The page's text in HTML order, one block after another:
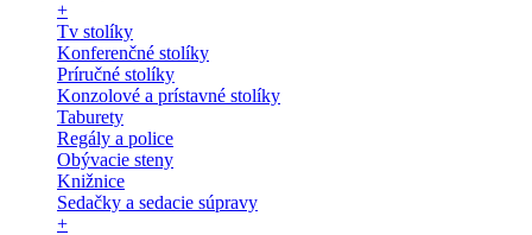
+
Tv stolíky
Konferenčné stolíky
Príručné stolíky
Konzolové a prístavné stolíky
Taburety
Regály a police
Obývacie steny
Knižnice
Sedačky a sedacie súpravy
+